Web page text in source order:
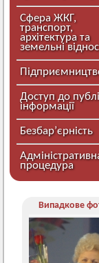
Сфера ЖКГ,
транспорт,
архітектура та
земельні
Доступ до
інформації
Безбар’єрність
процедура
Випадкове